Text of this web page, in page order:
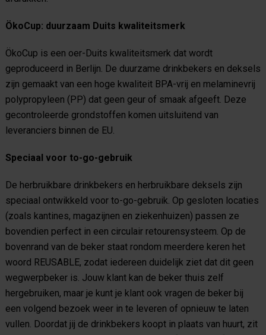
ÖkoCup: duurzaam Duits kwaliteitsmerk
ÖkoCup is een oer-Duits kwaliteitsmerk dat wordt
geproduceerd in Berlijn. De duurzame drinkbekers en deksels
zijn gemaakt van een hoge kwaliteit BPA-vrij en melaminevrij
polypropyleen (PP) dat geen geur of smaak afgeeft. Deze
gecontroleerde grondstoffen komen uitsluitend van
leveranciers binnen de EU.
Speciaal voor to-go-gebruik
De herbruikbare drinkbekers en herbruikbare deksels zijn
speciaal ontwikkeld voor to-go-gebruik. Op gesloten locaties
(zoals kantines, magazijnen en ziekenhuizen) passen ze
bovendien perfect in een circulair retourensysteem. Op de
bovenrand van de beker staat rondom meerdere keren het
woord REUSABLE, zodat iedereen duidelijk ziet dat dit geen
wegwerpbeker is. Jouw klant kan de beker thuis zelf
hergebruiken, maar je kunt je klant ook vragen de beker bij
een volgend bezoek weer in te leveren of opnieuw te laten
vullen. Doordat jij de drinkbekers koopt in plaats van huurt, zit